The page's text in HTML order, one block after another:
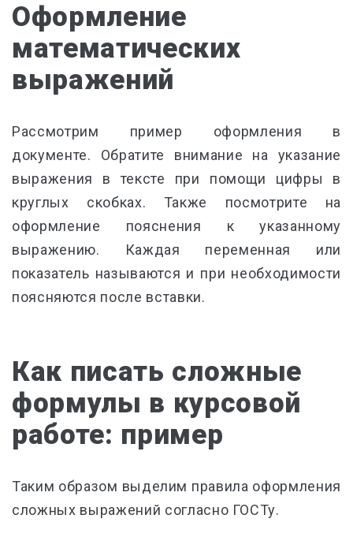
Оформление
математических
выражений
Рассмотрим пример оформления в
документе. Обратите внимание на указание
выражения в тексте при помощи цифры в
круглых скобках. Также посмотрите на
оформление пояснения к указанному
выражению. Каждая переменная или
показатель называются и при необходимости
поясняются после вставки.
Как писать сложные
формулы в курсовой
работе: пример
Таким образом выделим правила оформления
сложных выражений согласно ГОСТу.